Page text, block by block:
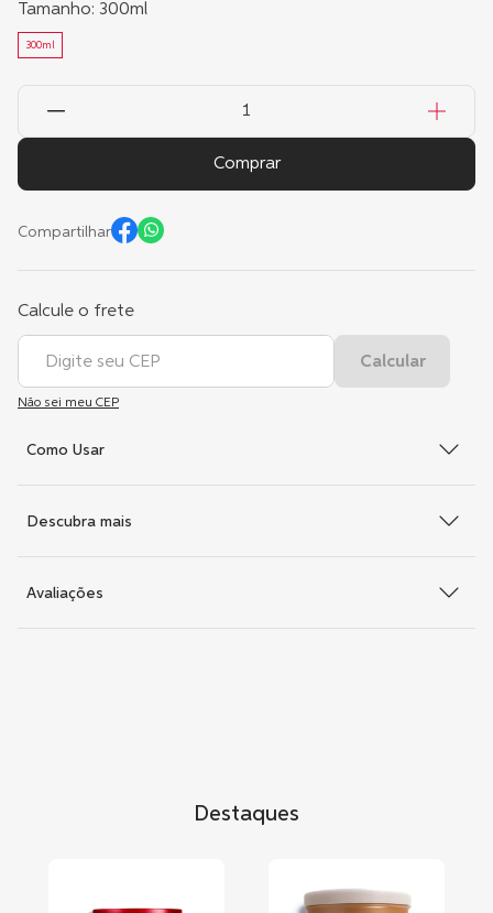
Tamanho: 300ml
300ml
Comprar
Compartilhar
Não sei meu CEP
Como Usar
Descubra mais
Avaliações
Destaques